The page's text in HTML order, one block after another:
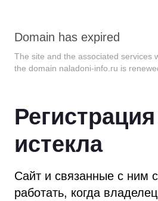
Domain has expired
The site and the associated services
the domain naladoni-info.ru is
истекла
Сайт и связанные с ним
работать, когда